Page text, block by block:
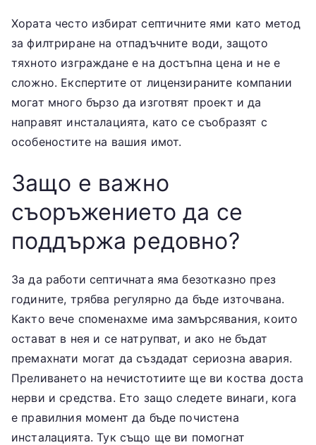
Хората често избират септичните ями като метод
за филтриране на отпадъчните води, защото
тяхното изграждане е на достъпна цена и не е
сложно. Експертите от лицензираните компании
могат много бързо да изготвят проект и да
направят инсталацията, като се съобразят с
особеностите на вашия имот.
Защо е важно
съоръжението да се
поддържа редовно?
За да работи септичната яма безотказно през
годините, трябва регулярно да бъде източвана.
Както вече споменахме има замърсявания, които
остават в нея и се натрупват, и ако не бъдат
премахнати могат да създадат сериозна авария.
Преливането на нечистотиите ще ви коства доста
нерви и средства. Ето защо следете винаги, кога
е правилния момент да бъде почистена
инсталацията. Тук също ще ви помогнат